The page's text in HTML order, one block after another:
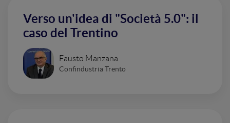
Verso un'idea di "Società 5.0": il
caso del Trentino
Fausto Manzana
Confindustria Trento